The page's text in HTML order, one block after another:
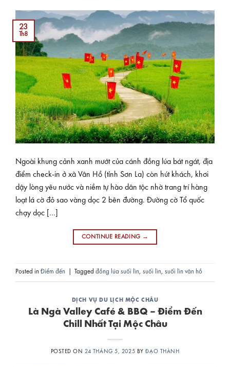
23
Th8
Ngoài khung cảnh xanh mướt của cánh đồng lúa bát ngát, địa
điểm check-in ở xã Vân Hồ (tỉnh Sơn La) còn hút khách, khơi
dậy lòng yêu nước và niềm tự hào dân tộc nhờ trang trí hàng
loạt lá cờ đỏ sao vàng dọc 2 bên đường. Đường cờ Tổ quốc
chạy dọc […]
CONTINUE READING →
Posted in Điểm đến Tagged đồng lúa suối lìn, suối lìn, suối lìn vân hồ
DỊCH VỤ DU LỊCH MỘC CHÂU
Là Ngà Valley Café & BBQ – Điểm Đến
Chill Nhất Tại Mộc Châu
POSTED ON24 THÁNG 5, 2025 BYĐẠO THÀNH